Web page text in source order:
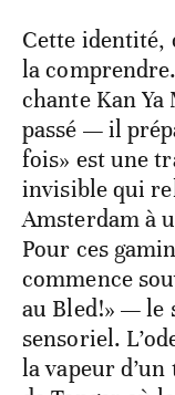
Cette identité,
la
chante Kan
passé — il
fois» est une
invisible qui
Amsterdam à
Pour ces
commence
au Bled!» — le
sensoriel.
la vapeur